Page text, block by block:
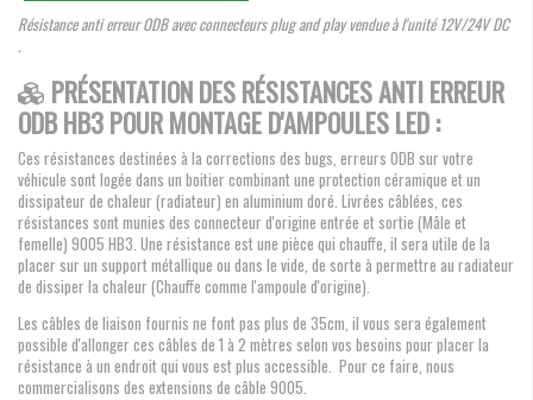
Résistance anti erreur ODB avec connecteurs plug and play vendue à l'unité 12V/24V DC
.
PRÉSENTATION DES RÉSISTANCES ANTI ERREUR
ODB HB3 POUR MONTAGE D'AMPOULES LED :
Ces résistances destinées à la corrections des bugs, erreurs ODB sur votre
véhicule sont logée dans un boitier combinant une protection céramique et un
dissipateur de chaleur (radiateur) en aluminium doré. Livrées câblées, ces
résistances sont munies des connecteur d'origine entrée et sortie (Mâle et
femelle) 9005 HB3. Une résistance est une pièce qui chauffe, il sera utile de la
placer sur un support métallique ou dans le vide, de sorte à permettre au radiateur
de dissiper la chaleur (Chauffe comme l'ampoule d'origine).
Les câbles de liaison fournis ne font pas plus de 35cm, il vous sera également
possible d'allonger ces câbles de 1 à 2 mètres selon vos besoins pour placer la
résistance à un endroit qui vous est plus accessible. Pour ce faire, nous
commercialisons des extensions de câble 9005.